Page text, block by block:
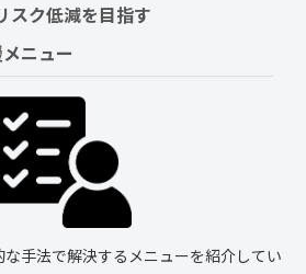
スク低減を目指す
ニュー
手法で解決するメニューを紹介してい